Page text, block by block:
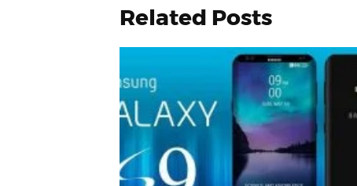
Related Posts